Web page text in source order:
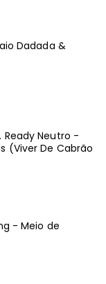
Dadada &
Ready Neutro -
(Viver De Cabrão
- Meio de